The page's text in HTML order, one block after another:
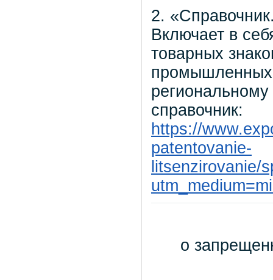
2.
Включает в
товарных
промышленных
справочник:
https://
patentovanie-
litsenzirovanie/
о